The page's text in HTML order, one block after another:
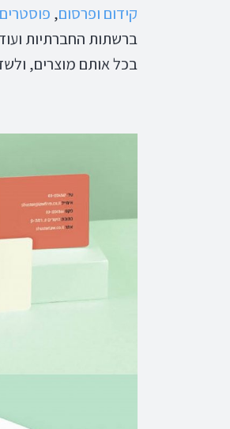
קידום ופרסום,
ברשתות החברתיות
בכל אותם מוצרים,